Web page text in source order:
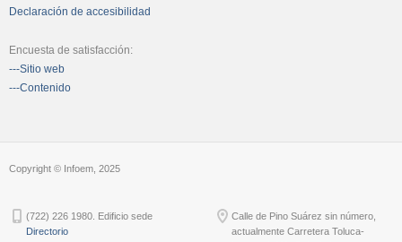
Declaración de accesibilidad
Encuesta de satisfacción:
---Sitio web
---Contenido
Copyright © Infoem, 2025
(722) 226 1980. Edificio sede
Directorio
Calle de Pino Suárez sin número,
actualmente Carretera Toluca-